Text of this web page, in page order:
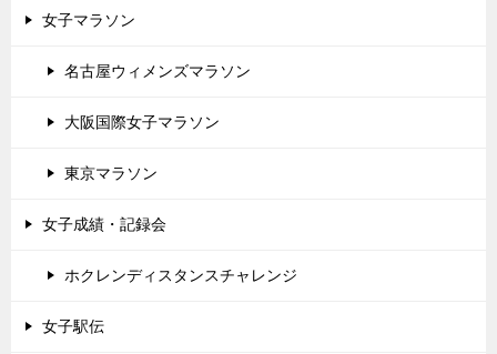
女子マラソン
名古屋ウィメンズマラソン
大阪国際女子マラソン
東京マラソン
女子成績・記録会
ホクレンディスタンスチャレンジ
女子駅伝